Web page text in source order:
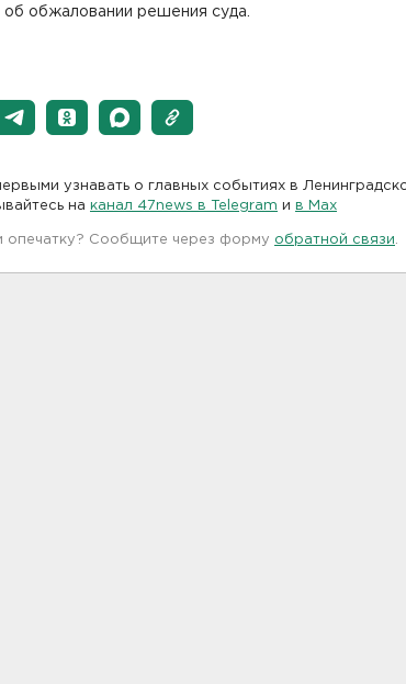
об обжаловании решения суда.
узнавать о главных событиях в
на канал 47news в Telegram и в Maх
опечатку? Сообщите через форму обратной связи